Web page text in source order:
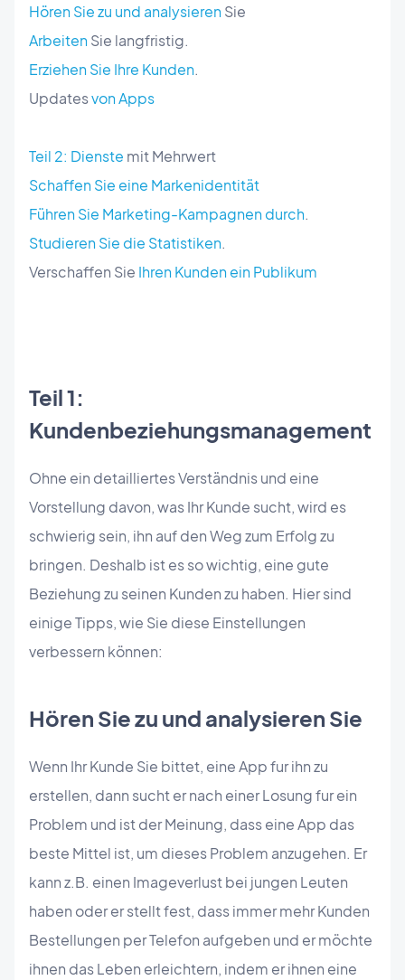
Hören Sie zu und analysierenSie
ArbeitenSie langfristig.
Erziehen Sie Ihre Kunden.
Updatesvon Apps
Teil 2: Dienste mit Mehrwert
Schaffen Sie eine Markenidentität
Führen Sie Marketing-Kampagnen durch.
Studieren Sie die Statistiken.
Verschaffen Sie Ihren Kunden ein Publikum
Teil 1:
Kundenbeziehungsmanagement
Ohne ein detailliertes Verständnis und eine
Vorstellung davon, was Ihr Kunde sucht, wird es
schwierig sein, ihn auf den Weg zum Erfolg zu
bringen. Deshalb ist es so wichtig, eine gute
Beziehung zu seinen Kunden zu haben. Hier sind
einige Tipps, wie Sie diese Einstellungen
verbessern können:
Hören Sie zu und analysieren Sie
Wenn Ihr Kunde Sie bittet, eine App fur ihn zu
erstellen, dann sucht er nach einer Losung fur ein
Problem und ist der Meinung, dass eine App das
beste Mittel ist, um dieses Problem anzugehen. Er
kann z.B. einen Imageverlust bei jungen Leuten
haben oder er stellt fest, dass immer mehr Kunden
Bestellungen per Telefon aufgeben und er möchte
ihnen das Leben erleichtern, indem er ihnen eine